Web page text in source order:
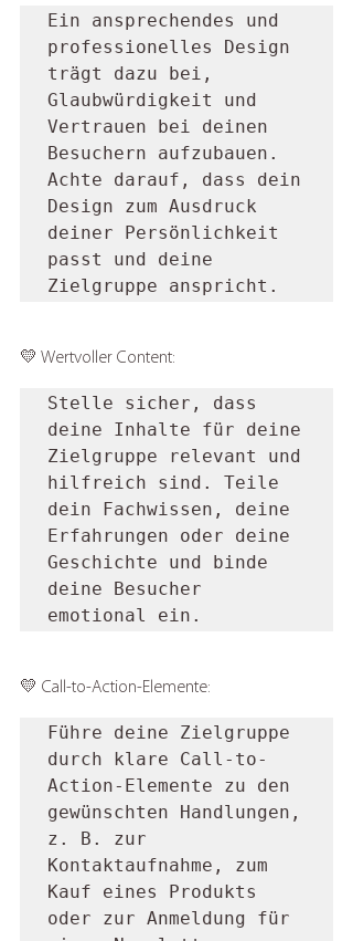
Ein ansprechendes und
professionelles Design
trägt dazu bei,
Glaubwürdigkeit und
Vertrauen bei deinen
Besuchern aufzubauen.
Achte darauf, dass dein
Design zum Ausdruck
deiner Persönlichkeit
passt und deine
Zielgruppe anspricht.
💛 Wertvoller Content:
Stelle sicher, dass
deine Inhalte für deine
Zielgruppe relevant und
hilfreich sind. Teile
dein Fachwissen, deine
Erfahrungen oder deine
Geschichte und binde
deine Besucher
emotional ein.
💛 Call-to-Action-Elemente:
Führe deine Zielgruppe
durch klare Call-to-
Action-Elemente zu den
gewünschten Handlungen,
z. B. zur
Kontaktaufnahme, zum
Kauf eines Produkts
oder zur Anmeldung für